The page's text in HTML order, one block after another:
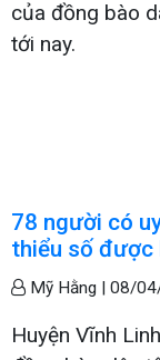
của đồng bào
tới nay.
78 người có
thiểu số được
Mỹ Hằng | 08/
Huyện Vĩnh